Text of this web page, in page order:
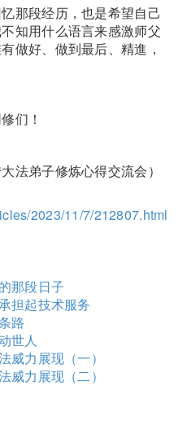
那段经历，也是希望自己
知用什么语言来感激师父
做好、做到最后、精進，
们！
法弟子修炼心得交流会）
2023/11/7/212807.html
那段日子
担起技术服务
路
世人
力展现（一）
力展现（二）